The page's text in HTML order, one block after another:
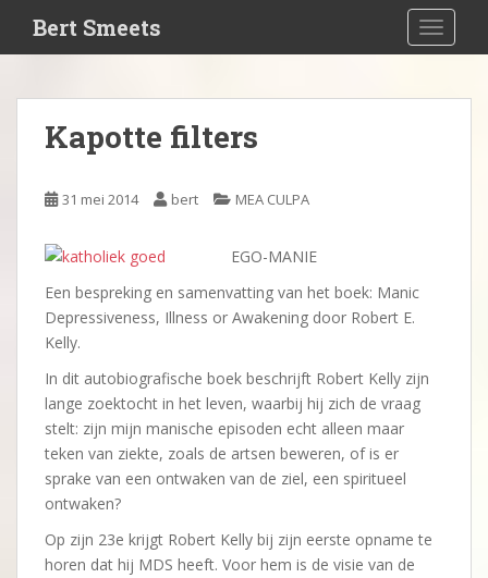
i
Bert Smeets
Kapotte filters
31 mei 2014 bert MEA CULPA
EGO-MANIE
Een bespreking en samenvatting van het boek: Manic
Depressiveness, Illness or Awakening door Robert E.
Kelly.
In dit autobiografische boek beschrijft Robert Kelly zijn
lange zoektocht in het leven, waarbij hij zich de vraag
stelt: zijn mijn manische episoden echt alleen maar
teken van ziekte, zoals de artsen beweren, of is er
sprake van een ontwaken van de ziel, een spiritueel
ontwaken?
Op zijn 23e krijgt Robert Kelly bij zijn eerste opname te
horen dat hij MDS heeft. Voor hem is de visie van de